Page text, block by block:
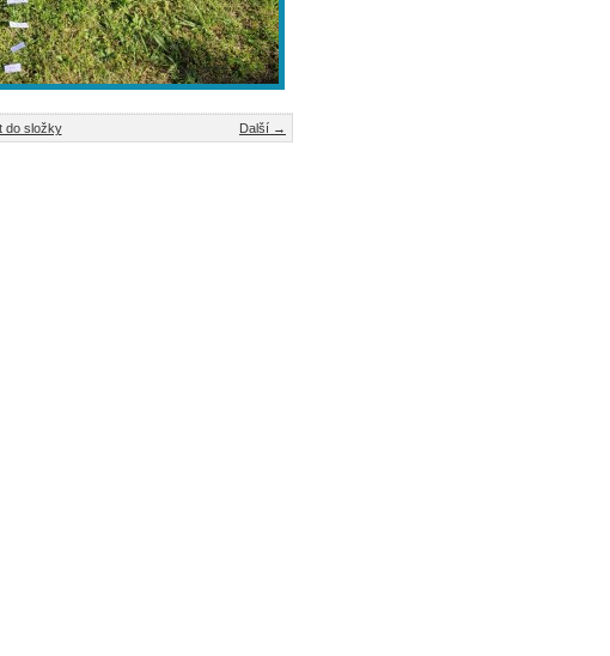
Další →
do složky